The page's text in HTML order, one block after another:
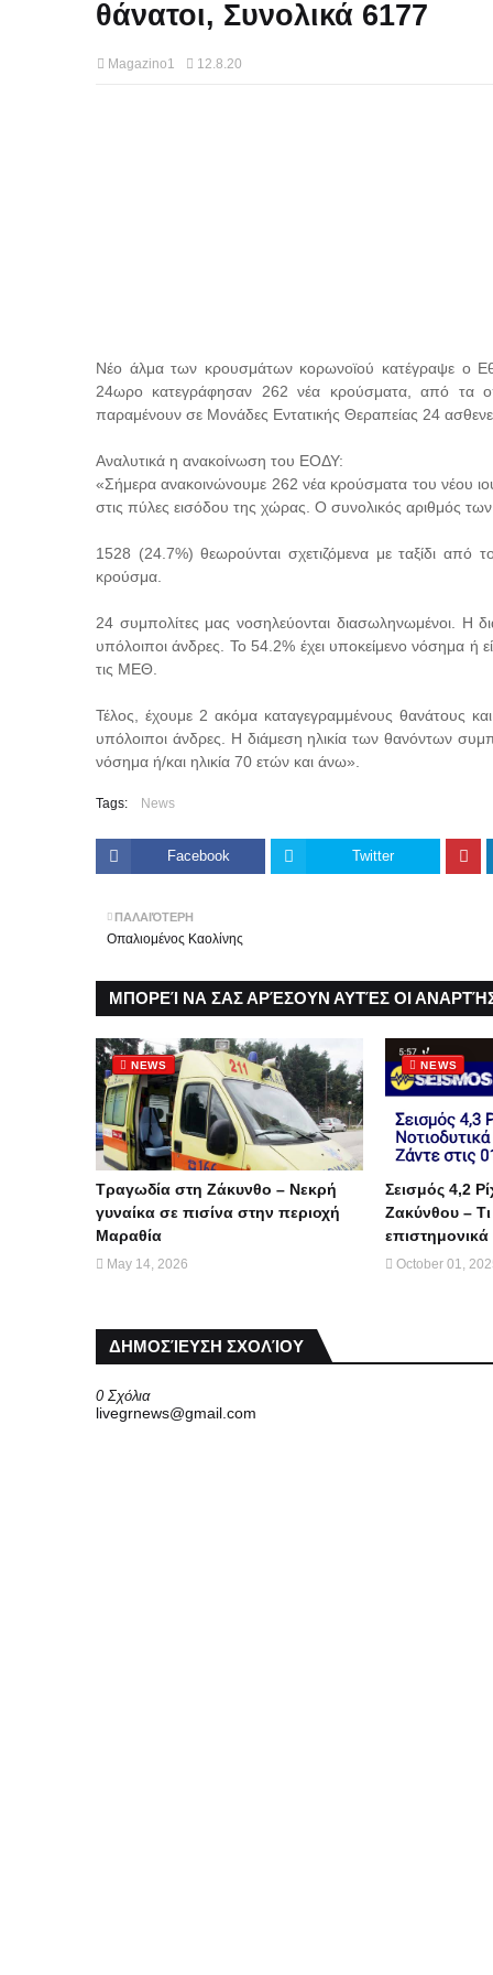
θάνατοι, Συνολικά 6177
Magazino1 12.8.20
Νέο άλμα των κρουσμάτων κορωνοϊού κατέγραψε ο
24ωρο κατεγράφησαν 262 νέα κρούσματα, από τα
παραμένουν σε Μονάδες Εντατικής Θεραπείας 24
Αναλυτικά η ανακοίνωση του ΕΟΔΥ:
«Σήμερα ανακοινώνουμε 262 νέα κρούσματα του νέου
στις πύλες εισόδου της χώρας. Ο συνολικός αριθμός
1528 (24.7%) θεωρούνται σχετιζόμενα με ταξίδι από
κρούσμα.
24 συμπολίτες μας νοσηλεύονται διασωληνωμένοι. Η
υπόλοιποι άνδρες. To 54.2% έχει υποκείμενο νόσημα ή
τις ΜΕΘ.
Τέλος, έχουμε 2 ακόμα καταγεγραμμένους θανάτους
υπόλοιποι άνδρες. Η διάμεση ηλικία των θανόντων
νόσημα ή/και ηλικία 70 ετών και άνω».
Tags: News
Facebook Twitter
ΠΑΛΑΙΌΤΕΡΗ
Οπαλιομένος Καολίνης
ΜΠΟΡΕΊ ΝΑ ΣΑΣ ΑΡΈΣΟΥΝ ΑΥΤΈΣ ΟΙ
NEWS
Τραγωδία στη Ζάκυνθο – Νεκρή
γυναίκα σε πισίνα στην περιοχή
Μαραθία
May 14, 2026
NEWS
Σεισμός 4,2
Ζακύνθου –
October 01,
ΔΗΜΟΣΊΕΥΣΗ ΣΧΟΛΊΟΥ
0 Σχόλια
livegrnews@gmail.com